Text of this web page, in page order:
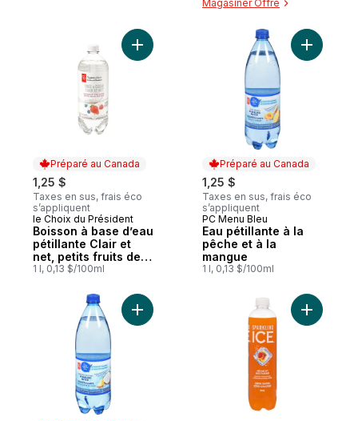
Magasiner Offre
Préparé au Canada
1,25 $
Taxes en sus, frais éco
s’appliquent
Préparé au Canada
le Choix du Président
Boisson à base d’eau
pétillante Clair et
net, petits fruits des
bois
1 l, 0,13 $/100ml
Ajouter Boisson à base d’eau pétillante
Préparé au Canada
1,25 $
Taxes en sus, frais éco
s’appliquent
Préparé au Canada
PC Menu Bleu
Eau pétillante à la
pêche et à la
mangue
1 l, 0,13 $/100ml
Ajouter
Ajouter Eau pétillante à l'ananas et à la
Ajouter